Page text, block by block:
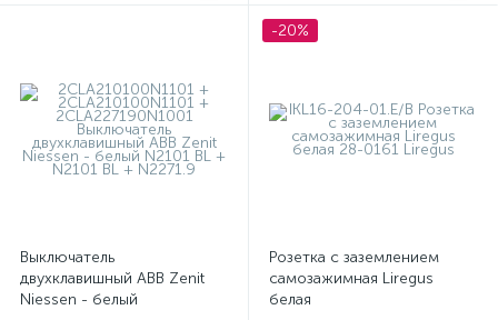
Выключатель
двухклавишный ABB Zenit
Niessen - белый
-20%
Розетка с заземлением
самозажимная Liregus
белая